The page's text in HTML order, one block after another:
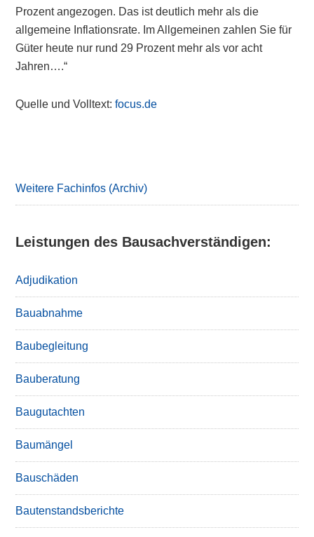
Prozent angezogen. Das ist deutlich mehr als die
allgemeine Inflationsrate. Im Allgemeinen zahlen Sie für
Güter heute nur rund 29 Prozent mehr als vor acht
Jahren….“
Quelle und Volltext:focus.de
Weitere Fachinfos (Archiv)
Leistungen des Bausachverständigen:
Adjudikation
Bauabnahme
Baubegleitung
Bauberatung
Baugutachten
Baumängel
Bauschäden
Bautenstandsberichte